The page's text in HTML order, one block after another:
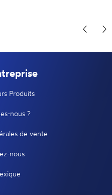
Produits
nous ?
de vente
nous